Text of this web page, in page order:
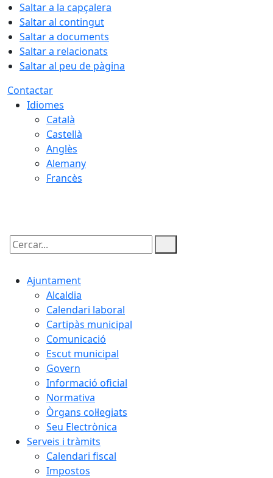
Saltar a la capçalera
Saltar al contingut
Saltar a documents
Saltar a relacionats
Saltar al peu de pàgina
Contactar
Idiomes
Català
Castellà
Anglès
Alemany
Francès
Cercar:
Ajuntament
Alcaldia
Calendari laboral
Cartipàs municipal
Comunicació
Escut municipal
Govern
Informació oficial
Normativa
Òrgans col·legiats
Seu Electrònica
Serveis i tràmits
Calendari fiscal
Impostos